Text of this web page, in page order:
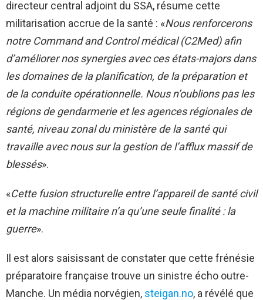
directeur central adjoint du SSA, résume cette
militarisation accrue de la santé : «Nous renforcerons
notre Command and Control médical (C2Med) afin
d’améliorer nos synergies avec ces états-majors dans
les domaines de la planification, de la préparation et
de la conduite opérationnelle. Nous n’oublions pas les
régions de gendarmerie et les agences régionales de
santé, niveau zonal du ministère de la santé qui
travaille avec nous sur la gestion de l’afflux massif de
blessés».
«Cette fusion structurelle entre l’appareil de santé civil
et la machine militaire n’a qu’une seule finalité : la
guerre».
Il est alors saisissant de constater que cette frénésie
préparatoire française trouve un sinistre écho outre-
Manche. Un média norvégien, steigan.no, a révélé que